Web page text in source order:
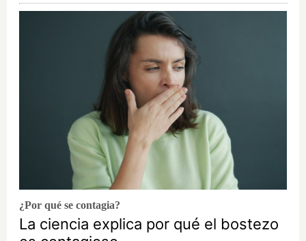
¿Por qué se contagia?
La ciencia explica por qué el bostezo